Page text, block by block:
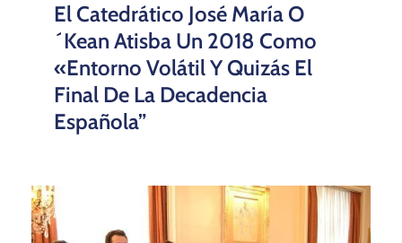
El Catedrático José María O
´Kean Atisba Un 2018 Como
«entorno Volátil Y Quizás El
Final De La Decadencia
Española”